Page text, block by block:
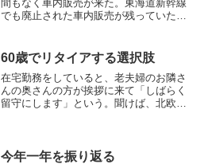
間もなく車内販売が来た。東海道新幹線
でも廃止された車内販売が残っていたこ
たことだ。新幹線でもグリーン車なら買
えると聞いたが、常磐線の...
60歳でリタイアする選択肢
在宅勤務をしていると、老夫婦のお隣さ
んの奥さんの方が挨拶に来て「しばらく
留守にします」という。聞けば、北欧に
いて納得した。…という話...
今年一年を振り返る